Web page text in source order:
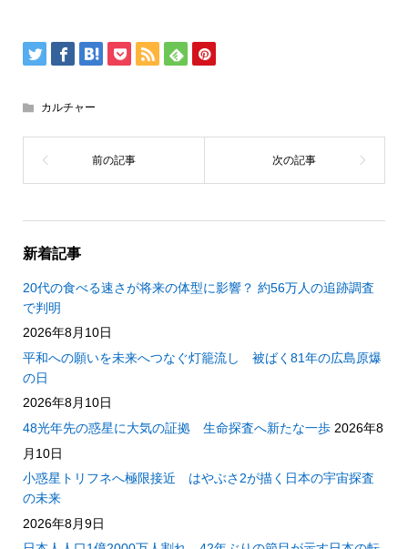
カルチャー
新着記事
20代の食べる速さが将来の体型に影響？ 約56万人の追跡調査
で判明
2026年8月10日
平和への願いを未来へつなぐ灯籠流し 被ばく81年の広島原爆
の日
2026年8月10日
48光年先の惑星に大気の証拠 生命探査へ新たな一歩 2026年8
月10日
小惑星トリフネへ極限接近 はやぶさ2が描く日本の宇宙探査
の未来
2026年8月9日